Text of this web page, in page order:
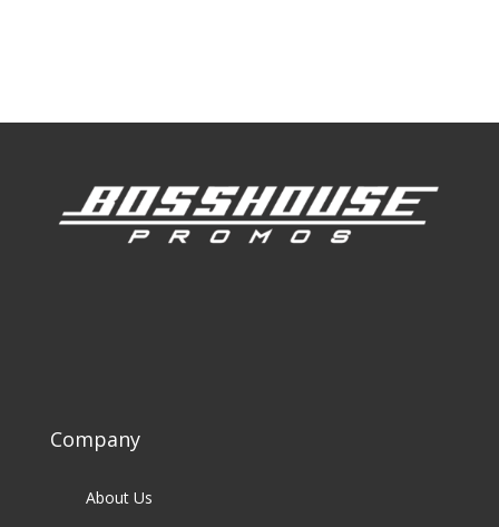
Company
About Us